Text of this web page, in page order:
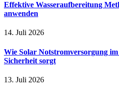
Effektive Wasseraufbereitung
anwenden
14. Juli 2026
Wie Solar Notstromversorgung
Sicherheit sorgt
13. Juli 2026